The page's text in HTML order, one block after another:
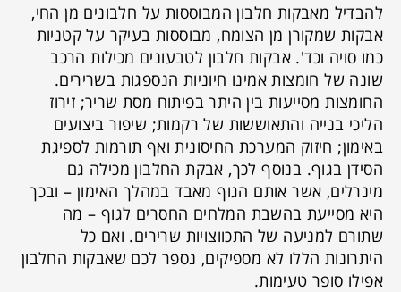
להבדיל מאבקות חלבון המבוססות על חלבונים מן החי,
אבקות שמקורן מן הצומח, מבוססות בעיקר על קטניות
כמו סויה וכד'. אבקות חלבון לטבעונים מכילות הרכב
שונה של חומצות אמינו חיוניות הנספגות בשרירים.
החומצות מסייעות בין היתר בפיתוח מסת שריר; זירוז
הליכי בנייה והתאוששות של רקמות; שיפור ביצועים
באימון; חיזוק המערכת החיסונית ואף תורמות לספיגת
הסידן בגוף. בנוסף לכך, אבקת החלבון מכילה גם
מינרלים, אשר אותם הגוף מאבד במהלך האימון – ובכך
היא מסייעת בהשבת המלחים החסרים לגוף – מה
שתורם למניעה של התכווצויות שרירים. ואם כל
היתרונות הללו לא מספיקים, נספר לכם שאבקות החלבון
אפילו סופר טעימות.